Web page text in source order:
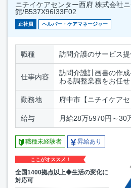
ニチイケアセンター西府 株式会社
館/B537X96I33F02
正社員 ヘルパー・ケアマネージャー
職種 訪問介護のサービス
仕事内容
訪問介護計画書の作
わる調整業務をお任せ
勤務地 府中市【ニチイケアセ
給与 月給28万5970円～30
職種未経験者 昇給あり
ここがオススメ！
全国1400拠点以上◆生活の変化に
対応可